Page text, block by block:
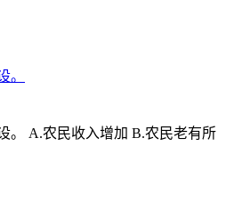
。
。 A.农民收入增加 B.农民老有所